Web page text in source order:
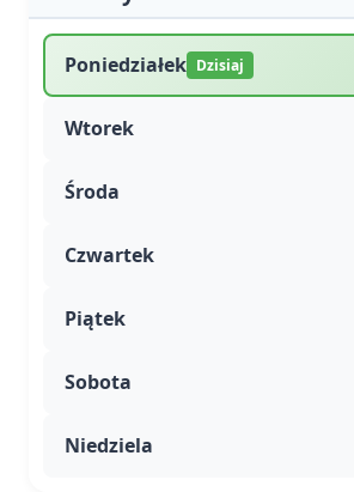
Poniedziałek Dzisiaj
Wtorek
Środa
Czwartek
Piątek
Sobota
Niedziela